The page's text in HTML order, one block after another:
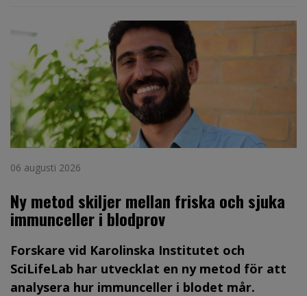
06 augusti 2026
Ny metod skiljer mellan friska och sjuka
immunceller i blodprov
Forskare vid Karolinska Institutet och
SciLifeLab har utvecklat en ny metod för att
analysera hur immunceller i blodet mår.